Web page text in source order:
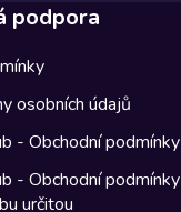
podpora
osobních údajů
- Obchodní podmínky
- Obchodní podmínky
určitou